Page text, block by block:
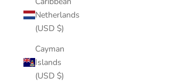
Netherlands
(USD $)
Cayman
Islands
(USD $)